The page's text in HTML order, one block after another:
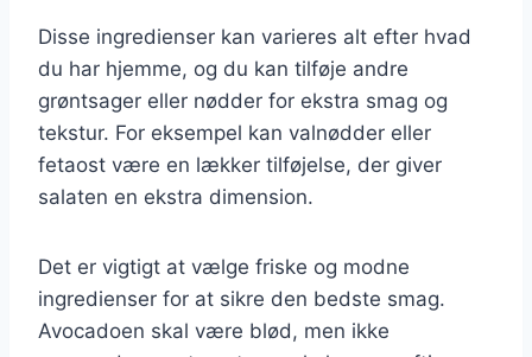
Disse ingredienser kan varieres alt efter hvad
du har hjemme, og du kan tilføje andre
grøntsager eller nødder for ekstra smag og
tekstur. For eksempel kan valnødder eller
fetaost være en lækker tilføjelse, der giver
salaten en ekstra dimension.
Det er vigtigt at vælge friske og modne
ingredienser for at sikre den bedste smag.
Avocadoen skal være blød, men ikke